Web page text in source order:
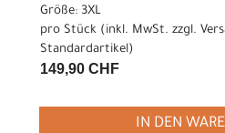
Größe: 3XL
pro Stück (inkl. MwSt. zzgl.
Standardartikel)
149,90 CHF
IN DEN